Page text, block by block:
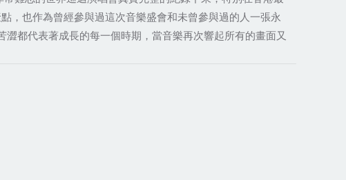
，也作為曾經參與過這次音樂盛會和未曾參與過的人一張永
都代表著成長的每一個時期，當音樂再次響起所有的畫面又